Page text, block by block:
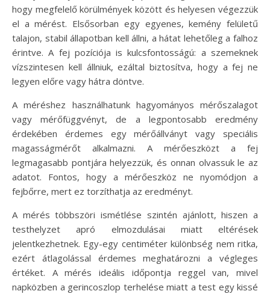
hogy megfelelő körülmények között és helyesen végezzük
el a mérést. Elsősorban egy egyenes, kemény felületű
talajon, stabil állapotban kell állni, a hátat lehetőleg a falhoz
érintve. A fej pozíciója is kulcsfontosságú: a szemeknek
vízszintesen kell állniuk, ezáltal biztosítva, hogy a fej ne
legyen előre vagy hátra döntve.
A méréshez használhatunk hagyományos mérőszalagot
vagy mérőfüggvényt, de a legpontosabb eredmény
érdekében érdemes egy mérőállványt vagy speciális
magasságmérőt alkalmazni. A mérőeszközt a fej
legmagasabb pontjára helyezzük, és onnan olvassuk le az
adatot. Fontos, hogy a mérőeszköz ne nyomódjon a
fejbőrre, mert ez torzíthatja az eredményt.
A mérés többszöri ismétlése szintén ajánlott, hiszen a
testhelyzet apró elmozdulásai miatt eltérések
jelentkezhetnek. Egy-egy centiméter különbség nem ritka,
ezért átlagolással érdemes meghatározni a végleges
értéket. A mérés ideális időpontja reggel van, mivel
napközben a gerincoszlop terhelése miatt a test egy kissé